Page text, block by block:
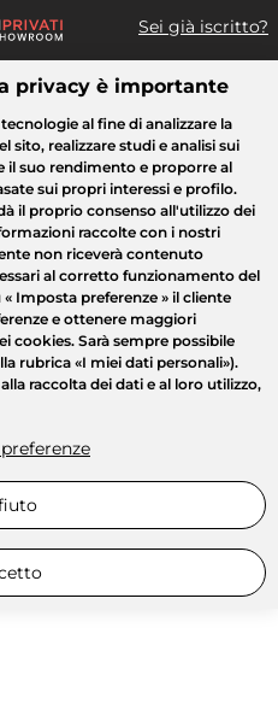
Sei già iscritto?
Bellezza Elettrodomestici
privacy è importante
al fine di analizzare la
sito, realizzare studi e analisi sui
il suo rendimento e proporre al
sui propri interessi e profilo.
il proprio consenso all'utilizzo dei
raccolte con i nostri
non riceverà contenuto
al corretto funzionamento del
« Imposta preferenze » il cliente
e ottenere maggiori
cookies. Sarà sempre possibile
rubrica «I miei dati personali»).
raccolta dei dati e al loro utilizzo,